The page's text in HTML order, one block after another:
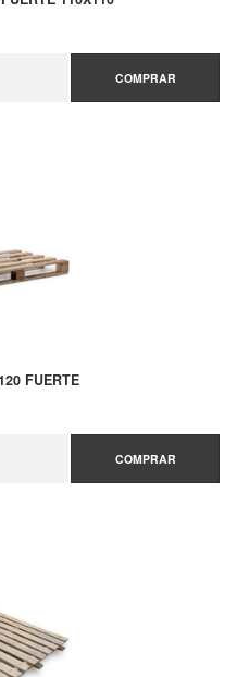
COMPRAR
FUERTE
COMPRAR